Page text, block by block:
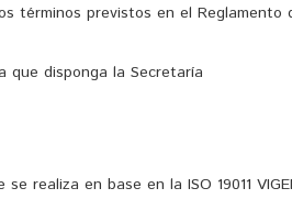
términos previstos en el Reglamento
que disponga la Secretaría
realiza en base en la ISO 19011